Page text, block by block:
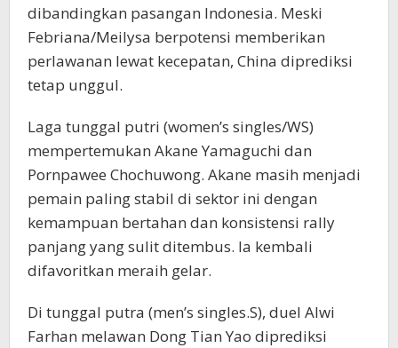
dibandingkan pasangan Indonesia. Meski
Febriana/Meilysa berpotensi memberikan
perlawanan lewat kecepatan, China diprediksi
tetap unggul.
Laga tunggal putri (women’s singles/WS)
mempertemukan Akane Yamaguchi dan
Pornpawee Chochuwong. Akane masih menjadi
pemain paling stabil di sektor ini dengan
kemampuan bertahan dan konsistensi rally
panjang yang sulit ditembus. Ia kembali
difavoritkan meraih gelar.
Di tunggal putra (men’s singles.S), duel Alwi
Farhan melawan Dong Tian Yao diprediksi